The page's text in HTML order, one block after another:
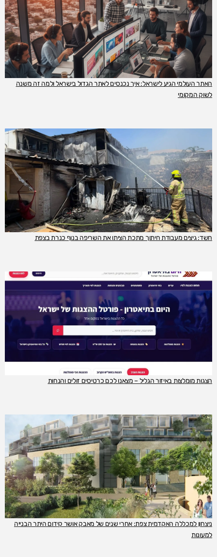
האתר העולמי הגיע לישראל: איך נכנסים לאתר הגדול בישראל ולמה זה משנה
לשוק המקומי
חשד: גיצים מעבודת חיתוך מתכת הציתו את השריפה בנוף כנרת בצפת
הצגות מומלצות באיזור הגליל – מצאנו לכם כרטיסים זולים והנחות
ניצחון למכללה האקדמית צפת: אחרי שנים של מאבק אושר קידום היתר הבנייה
למעונות